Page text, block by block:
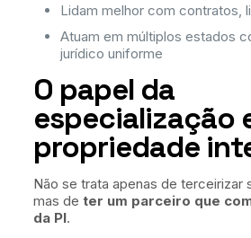
Lidam melhor com contratos,
Atuam em múltiplos estados
jurídico uniforme
O papel da
especialização
propriedade
Não se trata apenas de terceirizar
mas de ter um parceiro que
da PI.